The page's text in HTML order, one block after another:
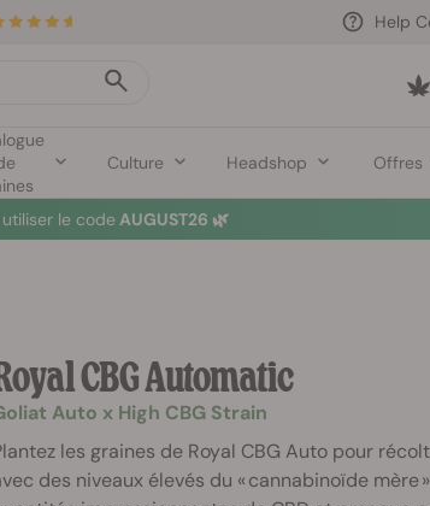
Help
Culture Headshop Offres
le code AUGUST26 🌿
CBG Automatic
Auto x High CBG Strain
les graines de Royal CBG Auto pour
des niveaux élevés du « cannabinoïde mère